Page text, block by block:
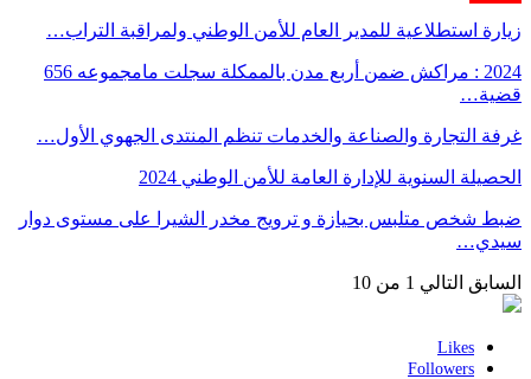
زيارة استطلاعية للمدير العام للأمن الوطني ولمراقبة التراب…
2024 : مراكش ضمن أربع مدن بالممكلة سجلت مامجموعه 656
قضية…
غرفة التجارة والصناعة والخدمات تنظم المنتدى الجهوي الأول…
الحصيلة السنوية للإدارة العامة للأمن الوطني 2024
ضبط شخص متلبس بحيازة و ترويج مخدر الشيرا على مستوى دوار
سيدي…
السابق التالي 1 من 10
Likes
Followers